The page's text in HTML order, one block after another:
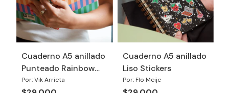
Cuaderno A5 anillado
Punteado Rainbow
Dancer
Por: Vik Arrieta
Cuaderno A5 anillado
Liso Stickers
Por: Flo Meije